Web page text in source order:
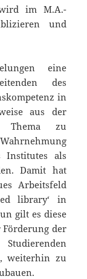
im M.A.-
und
eine
des
in
aus der
Thema zu
Institutes als
Damit hat
Arbeitsfeld
library‘ in
gilt es diese
der
weiterhin zu